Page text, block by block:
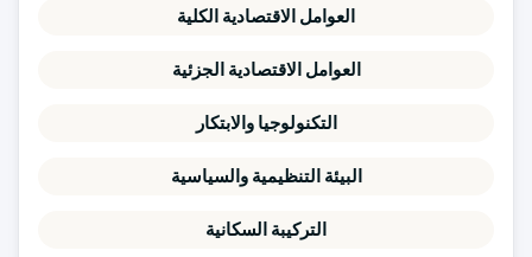
العوامل الاقتصادية الكلية
العوامل الاقتصادية الجزئية
التكنولوجيا والابتكار
البيئة التنظيمية والسياسية
التركيبة السكانية